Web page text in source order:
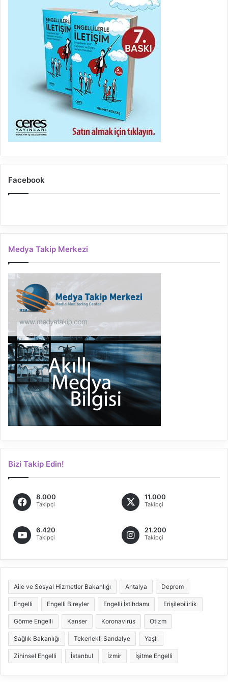
Facebook
Medya Takip Merkezi
Bizi Takip Edin!
8.000
Takipçi
11.000
Takipçi
6.420
Takipçi
21.200
Takipçi
Aile ve Sosyal Hizmetler Bakanlığı Antalya Deprem
Engelli Engelli Bireyler Engelli İstihdamı Erişilebilirlik
Görme Engelli Kanser Koronavirüs Otizm
Sağlık Bakanlığı Tekerlekli Sandalye Yaşlı
Zihinsel Engelli İstanbul İzmir İşitme Engelli